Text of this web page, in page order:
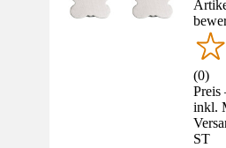
(0)
inkl.
ST